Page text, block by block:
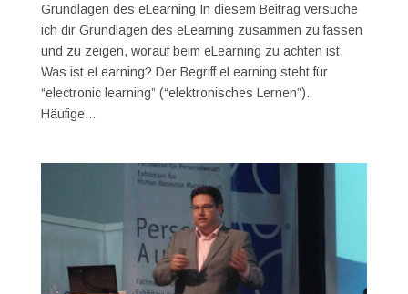
Grundlagen des eLearning In diesem Beitrag versuche
ich dir Grundlagen des eLearning zusammen zu fassen
und zu zeigen, worauf beim eLearning zu achten ist.
Was ist eLearning? Der Begriff eLearning steht für
“electronic learning” (“elektronisches Lernen”).
Häufige...